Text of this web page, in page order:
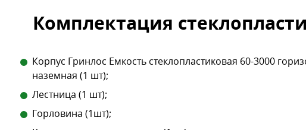
Комплектация
Корпус Гринлос Емкость стеклопластиковая 60-3000
наземная (1 шт);
Лестница (1 шт);
Горловина (1шт);